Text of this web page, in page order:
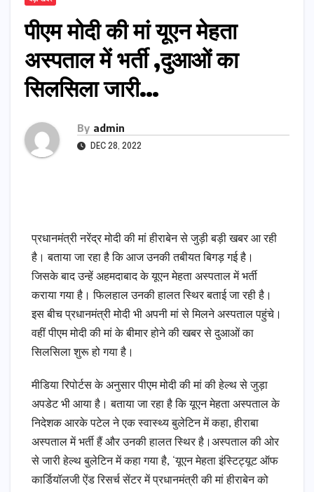
पीएम मोदी की मां यूएन मेहता
अस्पताल में भर्ती ,दुआओं का
सिलसिला जारी…
By admin
DEC 28, 2022
प्रधानमंत्री नरेंद्र मोदी की मां हीराबेन से जुड़ी बड़ी खबर आ रही
है। बताया जा रहा है कि आज उनकी तबीयत बिगड़ गई है।
जिसके बाद उन्हें अहमदाबाद के यूएन मेहता अस्पताल में भर्ती
कराया गया है। फिलहाल उनकी हालत स्थिर बताई जा रही है।
इस बीच प्रधानमंत्री मोदी भी अपनी मां से मिलने अस्पताल पहुंचे।
वहीं पीएम मोदी की मां के बीमार होने की खबर से दुआओं का
सिलसिला शुरू हो गया है।
मीडिया रिपोर्टस के अनुसार पीएम मोदी की मां की हेल्थ से जुड़ा
अपडेट भी आया है। बताया जा रहा है कि यूएन मेहता अस्पताल के
निदेशक आरके पटेल ने एक स्वास्थ्य बुलेटिन में कहा, हीराबा
अस्पताल में भर्ती हैं और उनकी हालत स्थिर है।अस्पताल की ओर
से जारी हेल्थ बुलेटिन में कहा गया है, ‘यूएन मेहता इंस्टिट्यूट ऑफ
कार्डियॉलजी ऐंड रिसर्च सेंटर में प्रधानमंत्री की मां हीराबेन को